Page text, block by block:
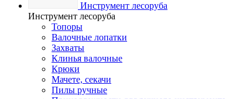
Инструмент лесоруба
Инструмент лесоруба
Топоры
Валочные лопатки
Захваты
Клинья валочные
Крюки
Мачете, секачи
Пилы ручные